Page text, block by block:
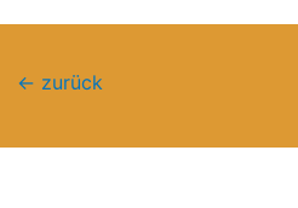
Beitragsnavigation
← zurück